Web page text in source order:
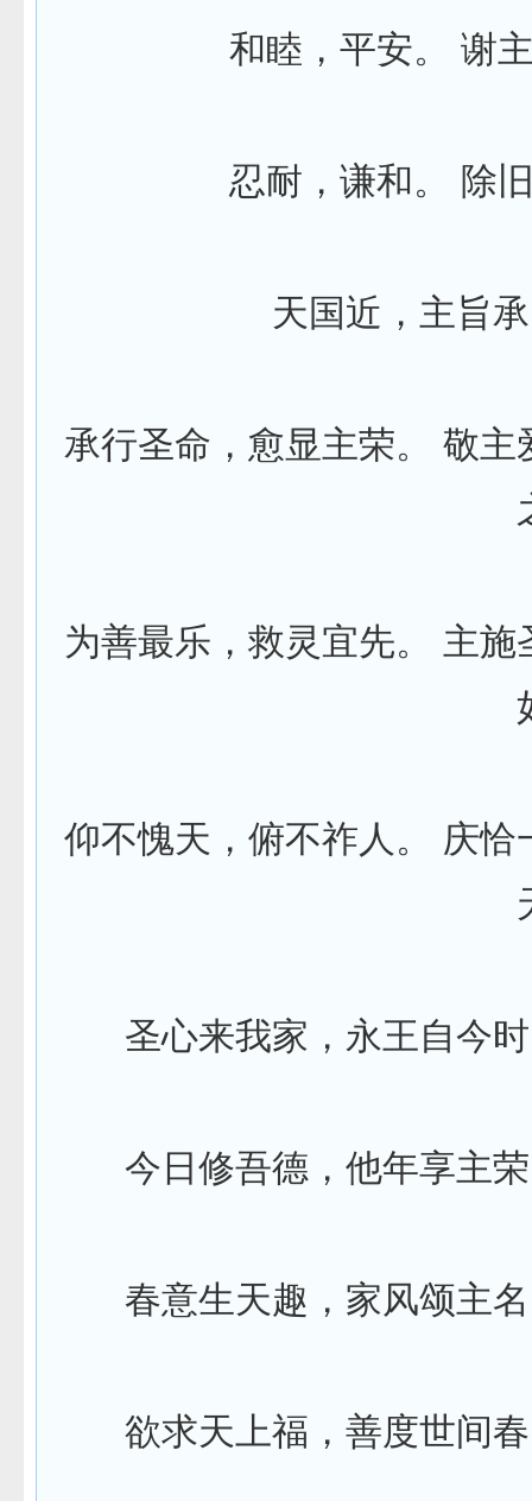
和睦，平安。 谢
忍耐，谦和。 除
天国近，主旨
承行圣命，愈显主荣。
敬主
为善最乐，救灵宜先。
主施
仰不愧天，俯不祚人。
庆恰
圣心来我家，永王自今
今日修吾德，他年享主
春意生天趣，家风颂主
欲求天上福，善度世间